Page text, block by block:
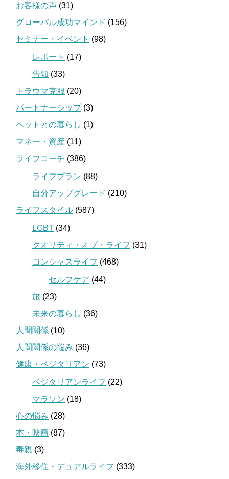
お客様の声 (31)
グローバル成功マインド (156)
セミナー・イベント (98)
レポート (17)
告知 (33)
トラウマ克服 (20)
パートナーシップ(3)
ペットとの暮らし (1)
マネー・資産 (11)
ライフコーチ (386)
ライフプラン (88)
自分アップグレード (210)
ライフスタイル (587)
LGBT (34)
クオリティ・オブ・ライフ (31)
コンシャスライフ (468)
セルフケア (44)
旅 (23)
未来の暮らし (36)
人間関係 (10)
人間関係の悩み (36)
健康・ベジタリアン (73)
ベジタリアンライフ (22)
マラソン (18)
心の悩み (28)
本・映画 (87)
毒親 (3)
海外移住・デュアルライフ (333)